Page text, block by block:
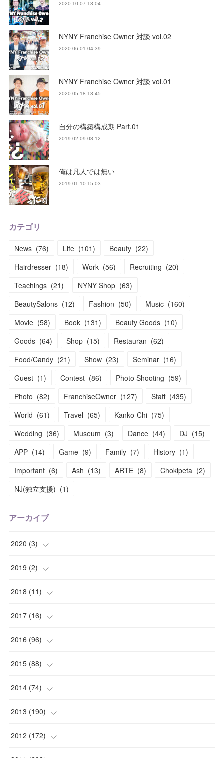
2020.10.07 13:04
NYNY Franchise Owner 対談 vol.02
2020.06.01 04:39
NYNY Franchise Owner 対談 vol.01
2020.05.18 13:45
自分の構築構成期 Part.01
2019.02.09 08:12
俺は凡人では無い
2019.01.10 15:03
カテゴリ
News (76) Life (101) Beauty (22)
Hairdresser (18) Work (56) Recruiting (20)
Teachings (21) NYNY Shop (63)
BeautySalons (12) Fashion (50) Music (160)
Movie (58) Book (131) Beauty Goods (10)
Goods (64) Shop (15) Restauran (62)
Food/Candy (21) Show (23) Seminar (16)
Guest (1) Contest (86) Photo Shooting (59)
Photo (82) FranchiseOwner (127) Staff (435)
World (61) Travel (65) Kanko-Chi (75)
Wedding (36) Museum (3) Dance (44) DJ (15)
APP (14) Game (9) Family (7) History (1)
Important (6) Ash (13) ARTE (8) Chokipeta (2)
NJ(独立支援) (1)
アーカイブ
2020 (3)
(1
( 1)
(1)
2019 (2)
( 1)
(1)
2018 (11)
(2)
(1)
(1)
(1)
2017 (16)
(1)
(2)
(1)
( 3)
2016 (96)
(2)
(5)
(6)
(3)
2015 (88)
(4)
(7)
(6)
(6)
2014 (74)
(9)
(14)
2013 (190)
(17)
2012 (172)